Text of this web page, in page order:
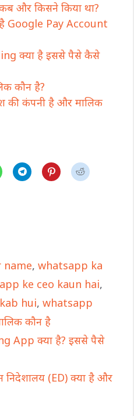
और किसने किया था?
Google Pay Account
क्या है इससे पैसे कैसे
कौन है?
की कंपनी है और मालिक
, whatsapp ka
ke ceo kaun hai,
hui, whatsapp
कौन है
App क्या है? इससे पैसे
निदेशालय (ED) क्या है और